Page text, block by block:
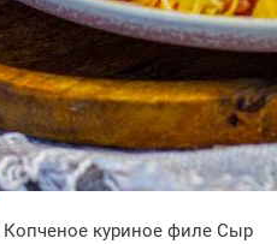
Копченое куриное филе Сыр